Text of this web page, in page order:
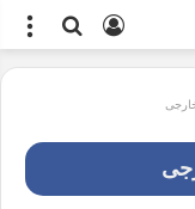
جستجو
ورود